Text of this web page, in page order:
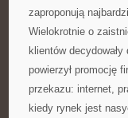
zaproponują
Wielokrotnie o
klientów
powierzył promocję
przekazu: internet,
kiedy rynek jest